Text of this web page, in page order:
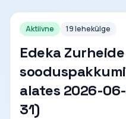
Aktiivne 19 lehekülge
Edeka Zurheide
alates 2026-
31)